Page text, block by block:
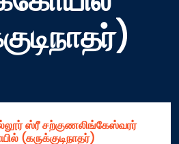
ஸ்ரீ சற்குணலிங்கேஸ்வரர்
(கருக்குடிநாதர்)